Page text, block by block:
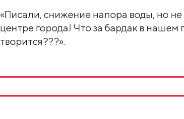
«Писали, снижение напора воды, но не
центре города! Что за бардак в нашем
творится???».